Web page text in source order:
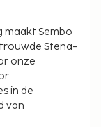
maakt Sembo
Stena-
onze
in de
van